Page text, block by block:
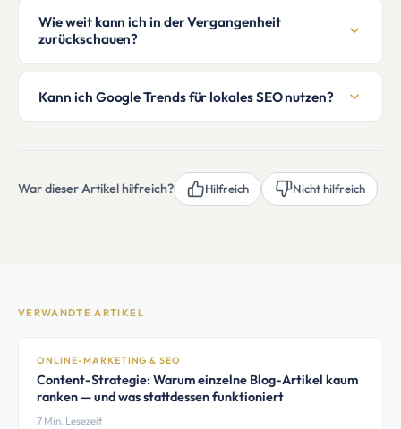
Wie weit kann ich in der Vergangenheit
zurückschauen?
Kann ich Google Trends für lokales SEO nutzen?
War dieser Artikel hilfreich? Hilfreich Nicht hilfreich
VERWANDTE ARTIKEL
ONLINE-MARKETING & SEO
Content-Strategie: Warum einzelne Blog-Artikel kaum
ranken — und was stattdessen funktioniert
7 Min. Lesezeit